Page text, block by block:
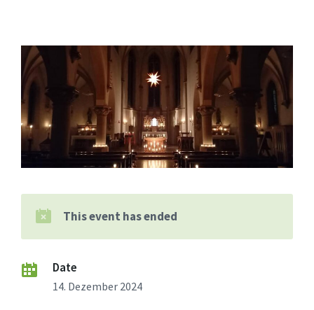
This event has ended
Date
14. Dezember 2024